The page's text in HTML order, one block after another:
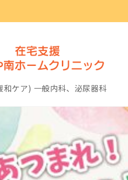
ケア) 一般内科、泌尿器科